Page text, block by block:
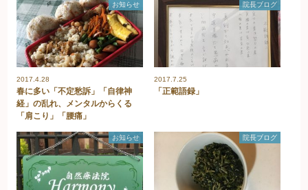
お知らせ
2017.4.28
春に多い「不定愁訴」「自律神
経」の乱れ、メンタルからくる
「肩こり」「腰痛」
院長ブログ
2017.7.25
「正範語録」
お知らせ 院長ブログ